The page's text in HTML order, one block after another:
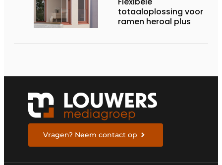
totaaloplossing voor
ramen heroal plus
Vragen? Neem contact op